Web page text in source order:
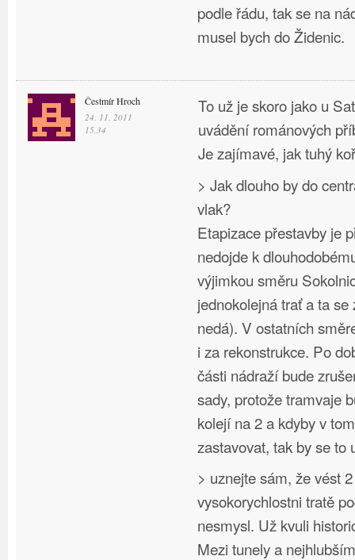
podle řádu, tak se na
musel bych do Židenic.
Čestmír Hroch
24. 11. 2011
15.34
To už je skoro jako u
uvádění románových
Je zajímavé, jak tuhý
> Jak dlouho by do
vlak?
Etapizace přestavby je
nedojde k
výjimkou směru
jednokolejná trať a ta
nedá). V ostatních
i za rekonstrukce. Po
části nádraží bude
sady, protože tramvaje
kolejí na 2 a kdyby v
zastavovat, tak by se to
> uznejte sám, že vést
vysokorychlostni tratě
nesmysl. Už kvuli
Mezi tunely a